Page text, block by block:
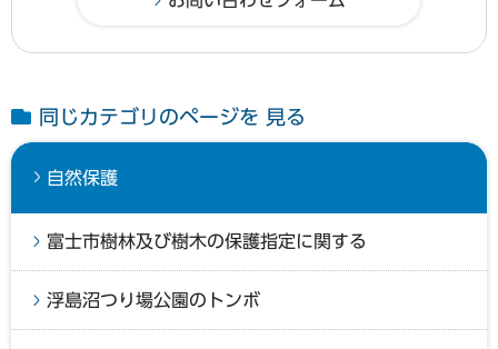
同じカテゴリのページを 見る
自然保護
富士市樹林及び樹木の保護指定に関する
浮島沼つり場公園のトンボ